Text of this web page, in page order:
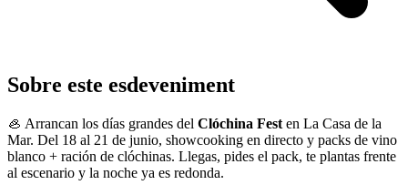
Sobre este esdeveniment
🦪 Arrancan los días grandes del Clóchina Fest en La Casa de la
Mar. Del 18 al 21 de junio, showcooking en directo y packs de vino
blanco + ración de clóchinas. Llegas, pides el pack, te plantas frente
al escenario y la noche ya es redonda.